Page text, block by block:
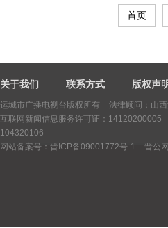
首页
关于我们 联系方式 版权声
运城市广播电视台版权所有
法律顾问：山
互联网新闻信息服务许可证：14120200005
104320106
网站备案号：晋ICP备09001772号-1
晋公